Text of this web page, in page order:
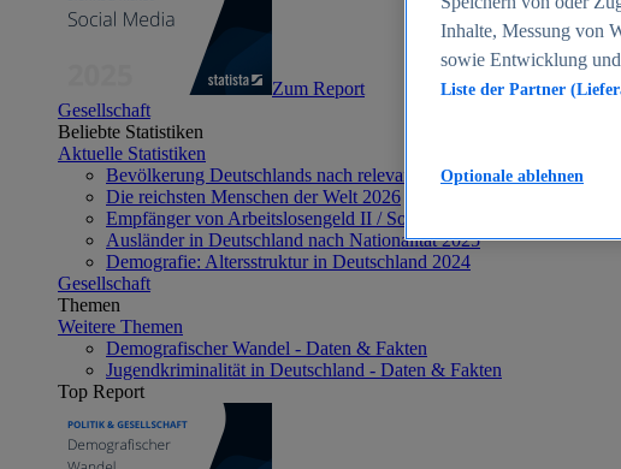
Zum Report
Gesellschaft
Beliebte Statistiken
Aktuelle Statistiken
Bevölkerung Deutschlands nach relevanten Altersgruppen 2024
Die reichsten Menschen der Welt 2026
Empfänger von Arbeitslosengeld II / Sozialgeld / Bürgergeld in
Ausländer in Deutschland nach Nationalität 2025
Demografie: Altersstruktur in Deutschland 2024
Gesellschaft
Themen
Weitere Themen
Demografischer Wandel - Daten & Fakten
Jugendkriminalität in Deutschland - Daten & Fakten
Top Report
Inhalte, Messung von
sowie Entwicklung
Liste der Partner
Optionale ablehnen